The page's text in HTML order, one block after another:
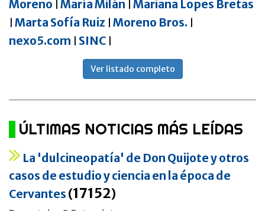
Moreno María Milán Mariana Lopes Bretas
Marta Sofía Ruiz Moreno Bros.
nexo5.com SINC
Ver listado completo
ÚLTIMAS NOTICIAS MÁS LEÍDAS
La 'dulcineopatía' de Don Quijote y otros
casos de estudio y ciencia en la época de
Cervantes (17152)